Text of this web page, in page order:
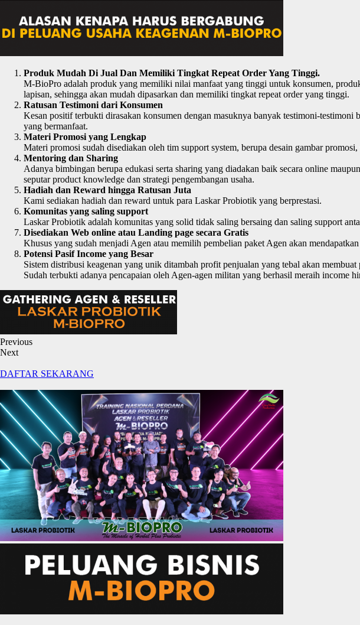
Produk Mudah Di Jual Dan Memiliki Tingkat Repeat Order Yang Tinggi.
M-BioPro adalah produk yang memiliki nilai manfaat yang tinggi untuk konsumen,
lapisan, sehingga akan mudah dipasarkan dan memiliki tingkat repeat order yang tinggi.
Ratusan Testimoni dari Konsumen
Kesan positif terbukti dirasakan konsumen dengan masuknya banyak testimoni-
yang bermanfaat.
Materi Promosi yang Lengkap
Materi promosi sudah disediakan oleh tim support system, berupa desain gambar
Mentoring dan Sharing
Adanya bimbingan berupa edukasi serta sharing yang diadakan baik secara online
seputar product knowledge dan strategi pengembangan usaha.
Hadiah dan Reward hingga Ratusan Juta
Kami sediakan hadiah dan reward untuk para Laskar Probiotik yang berprestasi.
Komunitas yang saling support
Laskar Probiotik adalah komunitas yang solid tidak saling bersaing dan saling support
Disediakan Web online atau Landing page secara Gratis
Khusus yang sudah menjadi Agen atau memilih pembelian paket Agen akan
Potensi Pasif Income yang Besar
Sistem distribusi keagenan yang unik ditambah profit penjualan yang tebal akan
Sudah terbukti adanya pencapaian oleh Agen-agen militan yang berhasil meraih income
Previous
Next
DAFTAR SEKARANG